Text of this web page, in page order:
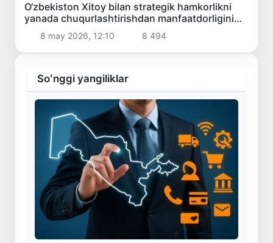
O‘zbekiston Xitoy bilan strategik hamkorlikni
yanada chuqurlashtirishdan manfaatdorligini
bildirdi8 may 2026, 12:10 8 494
Soʻnggi yangiliklar